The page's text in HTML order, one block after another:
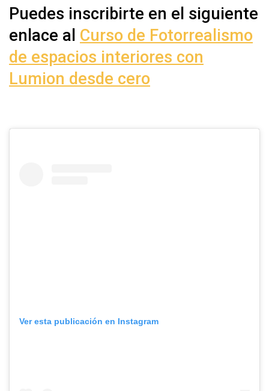
Puedes inscribirte en el siguiente
enlace al Curso de Fotorrealismo
de espacios interiores con
Lumion desde cero
Ver esta publicación en Instagram